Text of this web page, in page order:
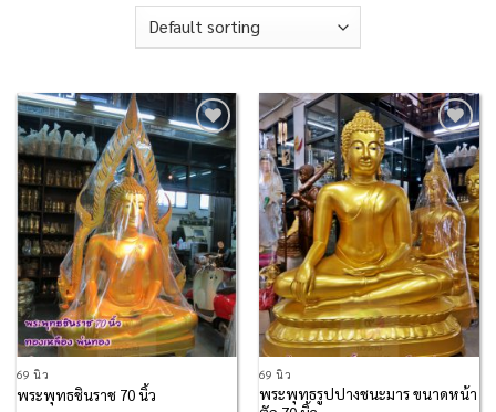
Add to
Wishlist
69 นิ้ว
พระพุทธชินราช 70 นิ้ว
Add to
Wishlist
69 นิ้ว
พระพุทธรูปปางชนะมาร ขนาดหน้า